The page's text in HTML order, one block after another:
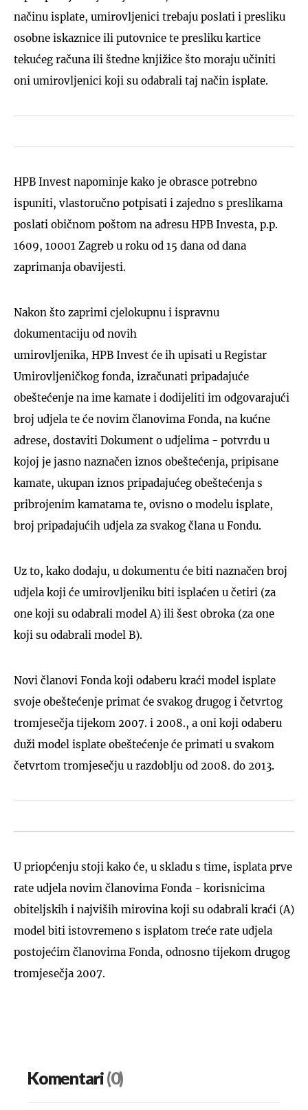
načinu isplate, umirovljenici trebaju poslati i presliku
osobne iskaznice ili putovnice te presliku kartice
tekućeg računa ili štedne knjižice što moraju učiniti
oni umirovljenici koji su odabrali taj način isplate.
HPB Invest napominje kako je obrasce potrebno
ispuniti, vlastoručno potpisati i zajedno s preslikama
poslati običnom poštom na adresu HPB Investa, p.p.
1609, 10001 Zagreb u roku od 15 dana od dana
zaprimanja obavijesti.
Nakon što zaprimi cjelokupnu i ispravnu
dokumentaciju od novih
umirovljenika, HPB Invest će ih upisati u Registar
Umirovljeničkog fonda, izračunati pripadajuće
obeštećenje na ime kamate i dodijeliti im odgovarajući
broj udjela te će novim članovima Fonda, na kućne
adrese, dostaviti Dokument o udjelima - potvrdu u
kojoj je jasno naznačen iznos obeštećenja, pripisane
kamate, ukupan iznos pripadajućeg obeštećenja s
pribrojenim kamatama te, ovisno o modelu isplate,
broj pripadajućih udjela za svakog člana u Fondu.
Uz to, kako dodaju, u dokumentu će biti naznačen broj
udjela koji će umirovljeniku biti isplaćen u četiri (za
one koji su odabrali model A) ili šest obroka (za one
koji su odabrali model B).
Novi članovi Fonda koji odaberu kraći model isplate
svoje obeštećenje primat će svakog drugog i četvrtog
tromjesečja tijekom 2007. i 2008., a oni koji odaberu
duži model isplate obeštećenje će primati u svakom
četvrtom tromjesečju u razdoblju od 2008. do 2013.
U priopćenju stoji kako će, u skladu s time, isplata prve
rate udjela novim članovima Fonda - korisnicima
obiteljskih i najviših mirovina koji su odabrali kraći (A)
model biti istovremeno s isplatom treće rate udjela
postojećim članovima Fonda, odnosno tijekom drugog
tromjesečja 2007.
Komentari(0)